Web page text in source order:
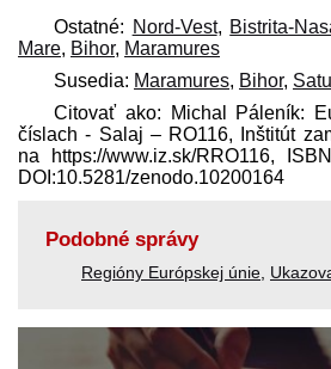
Ostatné: Nord-Vest, Bistrita-
Mare, Bihor, Maramures
Susedia: Maramures, Bihor,
Citovať ako: Michal Páleník:
číslach - Salaj – RO116, Inštitút
na https://www.iz.sk/​RRO116,
DOI:10.5281/zenodo.10200164
Podobné správy
Regióny Európskej únie